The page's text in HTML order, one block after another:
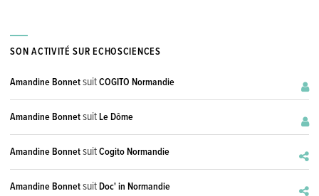
SON ACTIVITÉ SUR ECHOSCIENCES
Amandine BonnetsuitCOGITO Normandie
Amandine BonnetsuitLe Dôme
Amandine BonnetsuitCogito Normandie
Amandine BonnetsuitDoc' in Normandie